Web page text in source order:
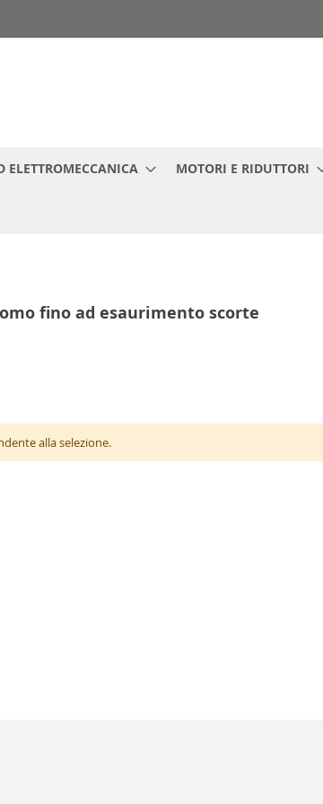
ELETTROMECCANICA MOTORI E RIDUTTORI
fino ad esaurimento scorte
alla selezione.